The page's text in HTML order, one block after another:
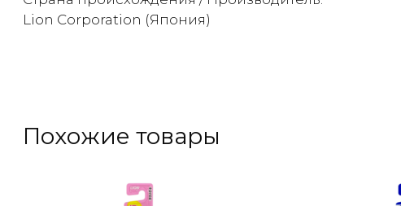
Lion Corporation (Япония)
Похожие товары